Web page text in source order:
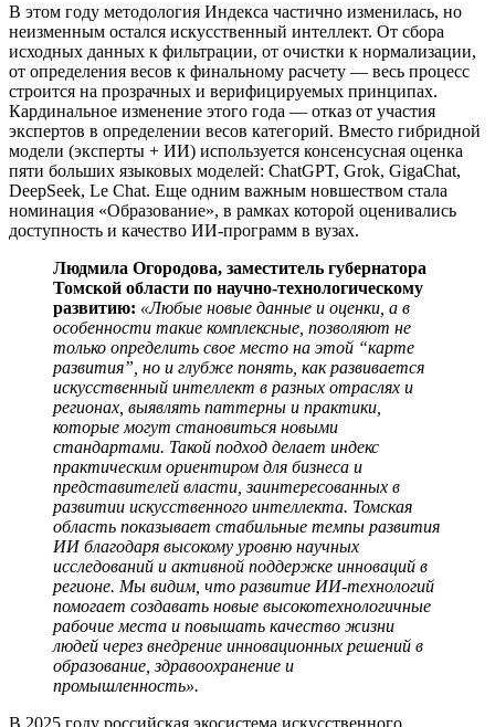
В этом году методология Индекса частично изменилась, но
неизменным остался искусственный интеллект. От сбора
исходных данных к фильтрации, от очистки к нормализации,
от определения весов к финальному расчету — весь процесс
строится на прозрачных и верифицируемых принципах.
Кардинальное изменение этого года — отказ от участия
экспертов в определении весов категорий. Вместо гибридной
модели (эксперты + ИИ) используется консенсусная оценка
пяти больших языковых моделей: ChatGPT, Grok, GigaChat,
DeepSeek, Le Chat. Еще одним важным новшеством стала
номинация «Образование», в рамках которой оценивались
доступность и качество ИИ-программ в вузах.
Людмила Огородова, заместитель губернатора
Томской области по научно-технологическому
развитию: «Любые новые данные и оценки, а в
особенности такие комплексные, позволяют не
только определить свое место на этой “карте
развития”, но и глубже понять, как развивается
искусственный интеллект в разных отраслях и
регионах, выявлять паттерны и практики,
которые могут становиться новыми
стандартами. Такой подход делает индекс
практическим ориентиром для бизнеса и
представителей власти, заинтересованных в
развитии искусственного интеллекта. Томская
область показывает стабильные темпы развития
ИИ благодаря высокому уровню научных
исследований и активной поддержке инноваций в
регионе. Мы видим, что развитие ИИ-технологий
помогает создавать новые высокотехнологичные
рабочие места и повышать качество жизни
людей через внедрение инновационных решений в
образование, здравоохранение и
промышленность».
В 2025 году российская экосистема искусственного